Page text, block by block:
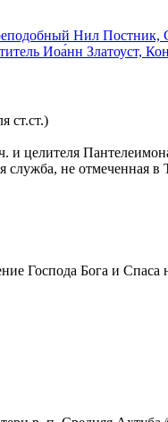
Нил Постник,
Иоа́нн Златоуст,
ст.ст.)
и целителя
Господа Бога и Спаса